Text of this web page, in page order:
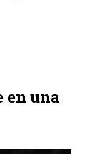
en una